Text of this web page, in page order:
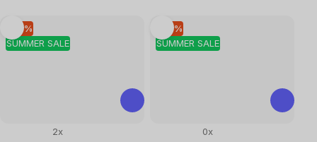
SUMMER SALE
–10 %
2x
SUMMER SALE
–10 %
0x